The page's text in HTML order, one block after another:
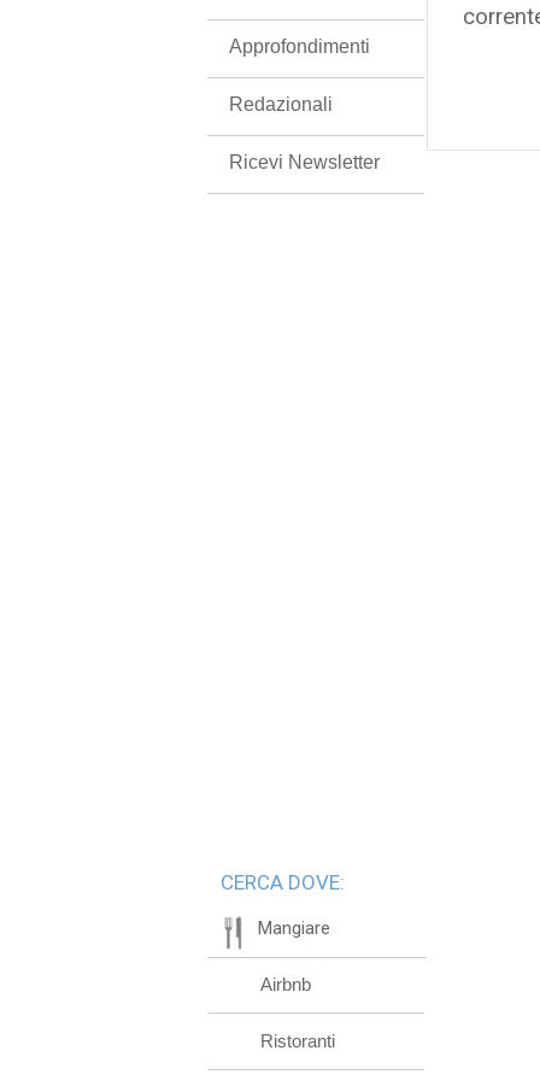
Approfondimenti
Redazionali
Ricevi Newsletter
CERCA DOVE:
Mangiare
Airbnb
Ristoranti